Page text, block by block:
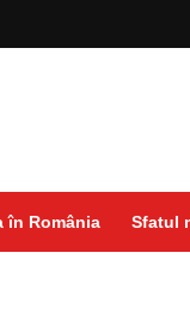
în România Sfatul